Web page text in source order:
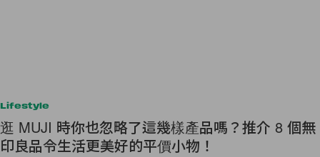
Lifestyle
逛 MUJI 時你也忽略了這幾樣產品嗎？推介 8 個無
印良品令生活更美好的平價小物！